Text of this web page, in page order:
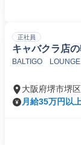
正社員
キャバクラ店
BALTIGO
大阪府堺市堺
月給35万円以上